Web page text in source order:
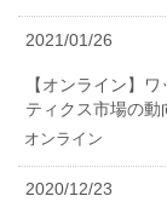
2021/01/26
【オンライン】
ティクス市場の動
オンライン
2020/12/23